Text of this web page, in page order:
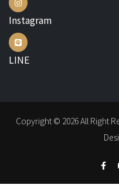
Instagram
LINE
Copyright © 2026 All Right